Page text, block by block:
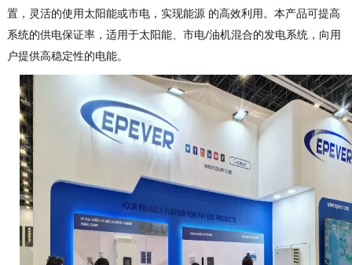
置，灵活的使⽤太阳能或市电，实现能源 的⾼效利⽤。本产品可提⾼
系统的供电保证率，适⽤于太阳能、市电/油机混合的发电系统，向用
户提供⾼稳定性的电能。